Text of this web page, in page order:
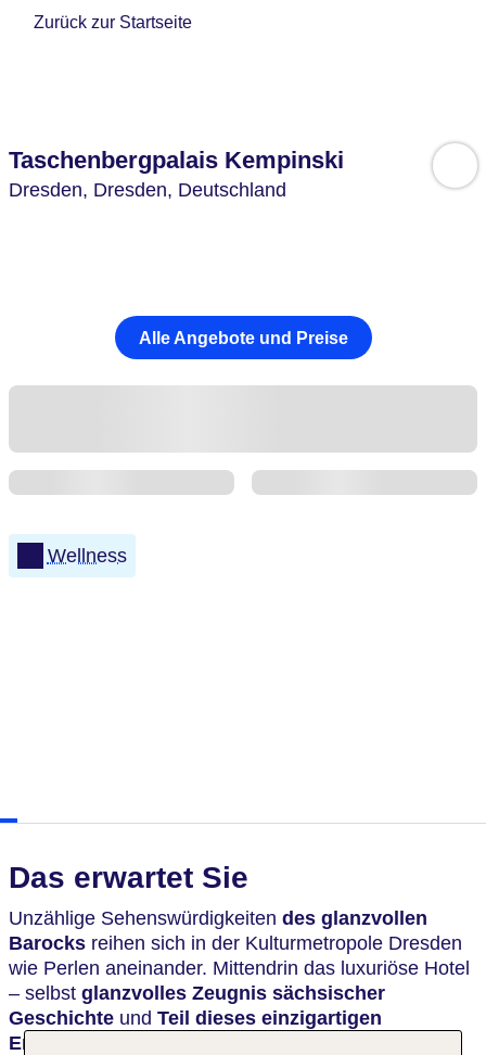
Zurück zur Startseite
Taschenbergpalais Kempinski
Dresden, Dresden, Deutschland
Alle Angebote und Preise
Wellness
Das erwartet Sie
Unzählige Sehenswürdigkeiten des glanzvollen
Barocks reihen sich in der Kulturmetropole Dresden
wie Perlen aneinander. Mittendrin das luxuriöse Hotel
– selbst glanzvolles Zeugnis sächsischer
Geschichte und Teil dieses einzigartigen
Ensembles